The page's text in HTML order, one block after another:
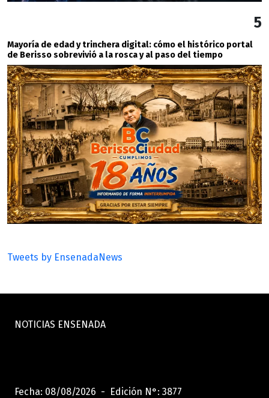
5
Mayoría de edad y trinchera digital: cómo el histórico portal
de Berisso sobrevivió a la rosca y al paso del tiempo
Tweets by EnsenadaNews
NOTICIAS ENSENADA
Fecha: 08/08/2026 - Edición N°: 3877